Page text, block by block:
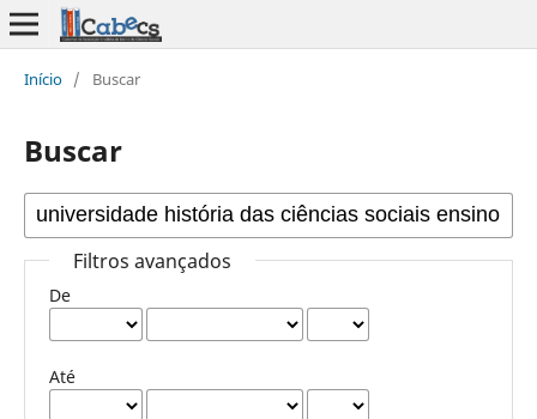
Início / Buscar
Buscar
Filtros avançados
De
Até